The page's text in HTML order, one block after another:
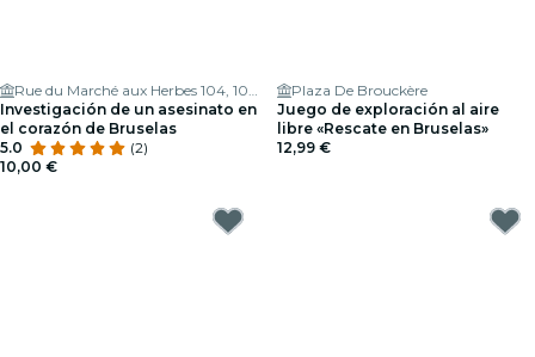
Rue du Marché aux Herbes 104, 1000 Bruxelles, Belgium
Investigación de un asesinato en
el corazón de Bruselas
5.0
(2)
10,00 €
Plaza De Brouckère
Juego de exploración al aire
libre «Rescate en Bruselas»
12,99 €